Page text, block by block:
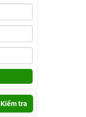
Kiểm tra